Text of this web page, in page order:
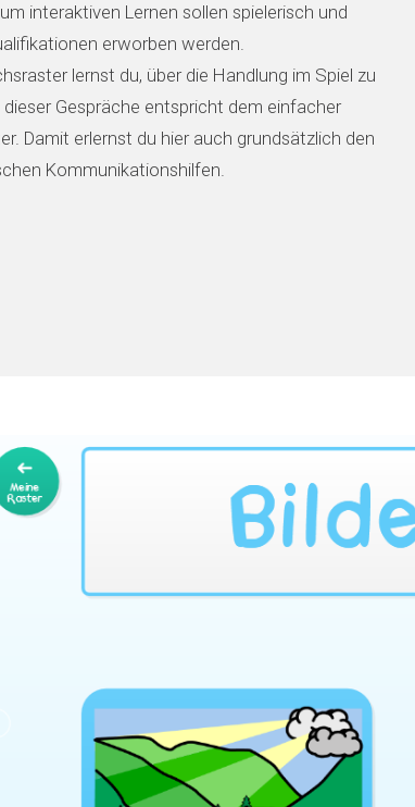
interaktiven Lernen sollen spielerisch und
erworben werden.
lernst du, über die Handlung im Spiel zu
dieser Gespräche entspricht dem einfacher
Damit erlernst du hier auch grundsätzlich den
Kommunikationshilfen.